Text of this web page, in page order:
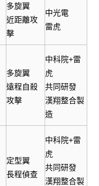
多旋翼
近距離攻
擊
中光電
雷虎
多旋翼
遠程自殺
攻擊
中科院+雷
虎
共同研發
漢翔整合製
造
定型翼
長程偵查
中科院+雷
虎
共同研發
漢翔整合製